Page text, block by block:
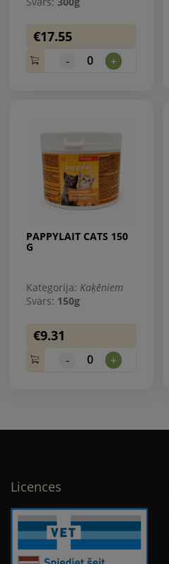
€17.55
- 0 +
PAPPYLAIT CATS 150
G
Kategorija: Kaķēniem
Svars: 150g
€9.31
- 0 +
Licences